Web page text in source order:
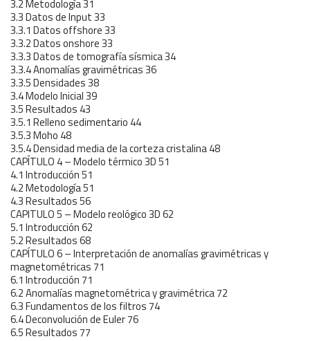
3.2 Metodología 31
3.3 Datos de Input 33
3.3.1 Datos offshore 33
3.3.2 Datos onshore 33
3.3.3 Datos de tomografía sísmica 34
3.3.4 Anomalías gravimétricas 36
3.3.5 Densidades 38
3.4 Modelo Inicial 39
3.5 Resultados 43
3.5.1 Relleno sedimentario 44
3.5.3 Moho 48
3.5.4 Densidad media de la corteza cristalina 48
CAPÍTULO 4 – Modelo térmico 3D 51
4.1 Introducción 51
4.2 Metodología 51
4.3 Resultados 56
CAPITULO 5 – Modelo reológico 3D 62
5.1 Introducción 62
5.2 Resultados 68
CAPÍTULO 6 – Interpretación de anomalías gravimétricas y
magnetométricas 71
6.1 Introducción 71
6.2 Anomalías magnetométrica y gravimétrica 72
6.3 Fundamentos de los filtros 74
6.4 Deconvolución de Euler 76
6.5 Resultados 77